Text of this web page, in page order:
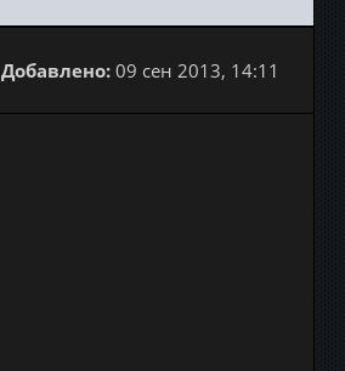
Добавлено: 09 сен 2013, 14:11